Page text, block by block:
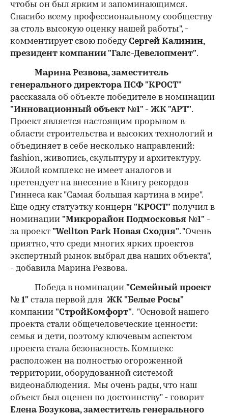
чтобы он был ярким и запоминающимся.
Спасибо всему профессиональному сообществу
за столь высокую оценку нашей работы", -
комментирует свою победуСергей Калинин,
президент компании "Галс-Девелопмент".
Марина Резвова, заместитель
генерального директора ПСФ "КРОСТ"
рассказала об объекте победителе в номинации
"Инновационный объект №1" - ЖК "АРТ".
Проект является настоящим прорывом в
области строительства и высоких технологий и
объединяет в себе несколько направлений:
fashion, живопись, скульптуру и архитектуру.
Жилой комплекс не имеет аналогов и
претендует на внесение в Книгу рекордов
Гиннеса как "Самая большая картина в мире".
Еще одну статуэтку концерн "КРОСТ" получил в
номинации "Микрорайон Подмосковья №1" -
за проект "Wellton Park Новая Сходня". "Очень
приятно, что среди многих ярких проектов
экспертный рынок выбрал два наших объекта",
- добавила Марина Резвова.
Победа в номинации "Семейный проект
№ 1" стала первой для ЖК "Белые Росы"
компании "СтройКомфорт". "Основой нашего
проекта стали общечеловеческие ценности:
семья и дети, поэтому ключевым аспектом
проекта стала безопасность. Комплекс
расположен на полностью огороженной
территории, оборудованной системой
видеонаблюдения. Мы очень рады, что наш
объект был оценен по достоинству" - говорит
Елена Бозукова, заместитель генерального